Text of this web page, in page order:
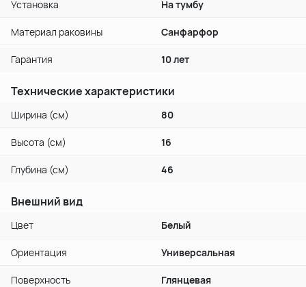
Установка На тумбу
Материал раковины Санфарфор
Гарантия 10 лет
Технические характеристики
Ширина (см) 80
Высота (см) 16
Глубина (см) 46
Внешний вид
Цвет Белый
Ориентация Универсальная
Поверхность Глянцевая